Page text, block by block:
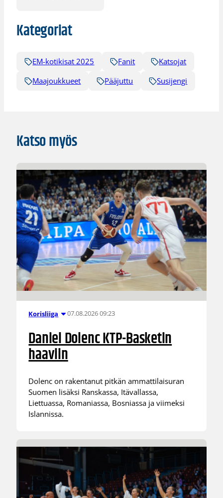
Kategoriat
EM-kotikisat 2025 Fanit
Katsojat
Maajoukkueet
Pääjuttu Susijengi
Katso myös
Korisliiga 07.08.2026 09:23
Daniel Dolenc KTP-Basketin
haaviin
Dolenc on rakentanut pitkän ammattilaisuran
Suomen lisäksi Ranskassa, Itävallassa,
Liettuassa, Romaniassa, Bosniassa ja viimeksi
Islannissa.